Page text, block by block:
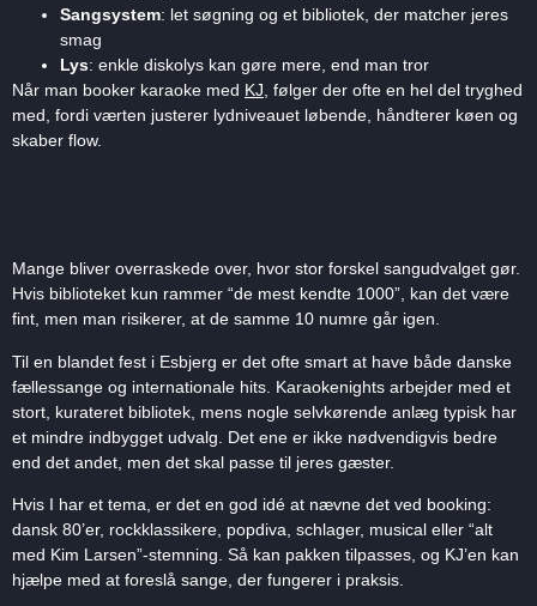
Sangsystem: let søgning og et bibliotek, der matcher jeres
smag
Lys: enkle diskolys kan gøre mere, end man tror
Når man booker karaoke med KJ , følger der ofte en hel del tryghed
med, fordi værten justerer lydniveauet løbende, håndterer køen og
skaber flow.
Mange bliver overraskede over, hvor stor forskel sangudvalget gør.
Hvis biblioteket kun rammer “de mest kendte 1000”, kan det være
fint, men man risikerer, at de samme 10 numre går igen.
Til en blandet fest i Esbjerg er det ofte smart at have både danske
fællessange og internationale hits. Karaokenights arbejder med et
stort, kurateret bibliotek, mens nogle selvkørende anlæg typisk har
et mindre indbygget udvalg. Det ene er ikke nødvendigvis bedre
end det andet, men det skal passe til jeres gæster.
Hvis I har et tema, er det en god idé at nævne det ved booking:
dansk 80’er, rockklassikere, popdiva, schlager, musical eller “alt
med Kim Larsen”-stemning. Så kan pakken tilpasses, og KJ’en kan
hjælpe med at foreslå sange, der fungerer i praksis.